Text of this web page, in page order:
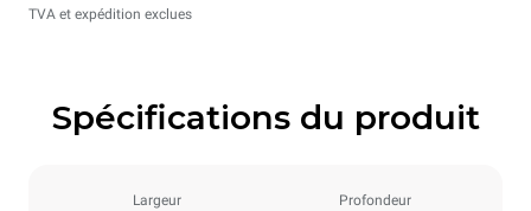
TVA et expédition exclues
Spécifications du produit
Largeur Profondeur